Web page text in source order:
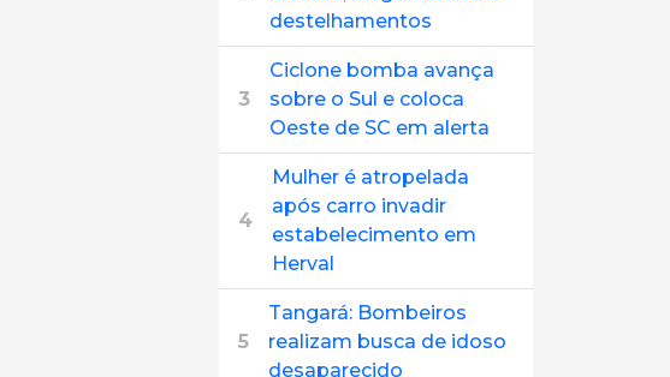
destelhamentos
3
Ciclone bomba avança
sobre o Sul e coloca
Oeste de SC em alerta
4
Mulher é atropelada
após carro invadir
estabelecimento em
Herval
5
Tangará: Bombeiros
realizam busca de idoso
desaparecido